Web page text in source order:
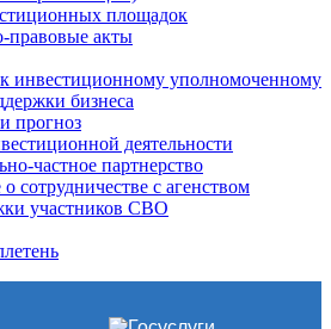
площадок
правовые акты
инвестиционному уполномоченному
бизнеса
прогноз
деятельности
частное партнерство
сотрудничестве с агенством
участников СВО